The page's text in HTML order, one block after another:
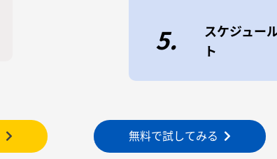
5.
スケジュー
ト
無料で試してみる